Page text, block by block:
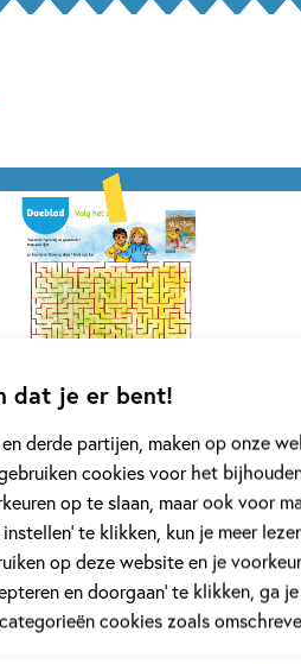
dat je er bent!
derde partijen, maken op onze
cookies voor het
op te slaan, maar ook voor
instellen’ te klikken, kun je meer
op deze website en je
en doorgaan’ te klikken, ga
cookies zoals
Toneellezen